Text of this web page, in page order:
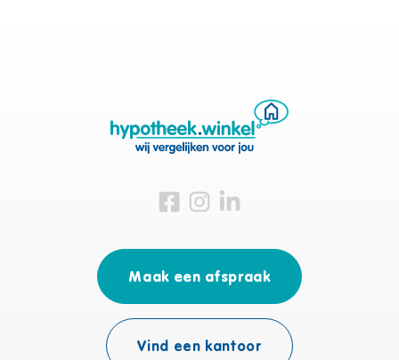
Bezoek ons op Facebook
Bezoek ons op Instagram
Bezoek ons op Linkedin
Maak een afspraak
Vind een kantoor